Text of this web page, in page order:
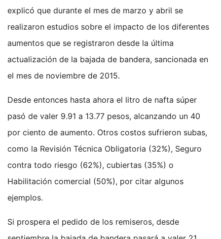
explicó que durante el mes de marzo y abril se
realizaron estudios sobre el impacto de los diferentes
aumentos que se registraron desde la última
actualización de la bajada de bandera, sancionada en
el mes de noviembre de 2015.
Desde entonces hasta ahora el litro de nafta súper
pasó de valer 9.91 a 13.77 pesos, alcanzando un 40
por ciento de aumento. Otros costos sufrieron subas,
como la Revisión Técnica Obligatoria (32%), Seguro
contra todo riesgo (62%), cubiertas (35%) o
Habilitación comercial (50%), por citar algunos
ejemplos.
Si prospera el pedido de los remiseros, desde